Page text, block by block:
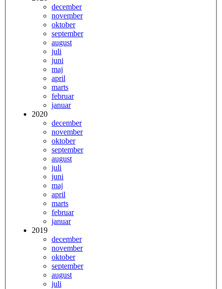
december
november
oktober
september
august
juli
juni
maj
april
marts
februar
januar
2020
december
november
oktober
september
august
juli
juni
maj
april
marts
februar
januar
2019
december
november
oktober
september
august
juli